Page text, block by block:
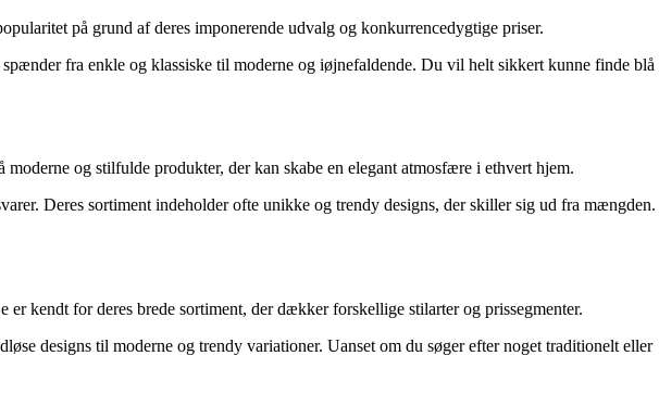
på grund af deres imponerende udvalg og konkurrencedygtige priser.
fra enkle og klassiske til moderne og iøjnefaldende. Du vil helt sikkert kunne finde blå
og stilfulde produkter, der kan skabe en elegant atmosfære i ethvert hjem.
Deres sortiment indeholder ofte unikke og trendy designs, der skiller sig ud fra mængden.
kendt for deres brede sortiment, der dækker forskellige stilarter og prissegmenter.
designs til moderne og trendy variationer. Uanset om du søger efter noget traditionelt eller